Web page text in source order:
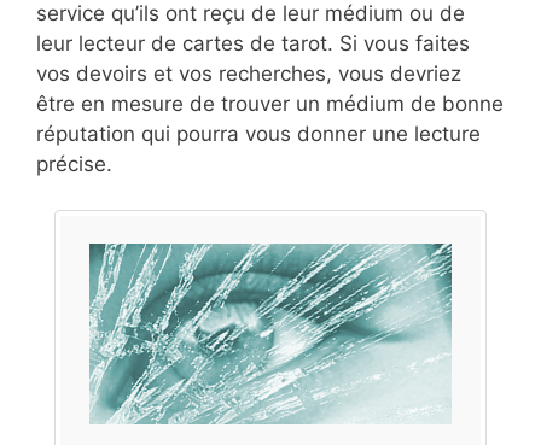
service qu’ils ont reçu de leur médium ou de
leur lecteur de cartes de tarot. Si vous faites
vos devoirs et vos recherches, vous devriez
être en mesure de trouver un médium de bonne
réputation qui pourra vous donner une lecture
précise.